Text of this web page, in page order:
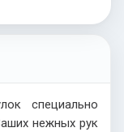
специально
нежных рук